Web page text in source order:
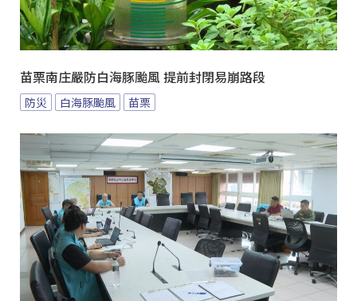
苗栗南庄嚴防白海豚颱風 提前封閉易崩路段
防災 白海豚颱風 苗栗